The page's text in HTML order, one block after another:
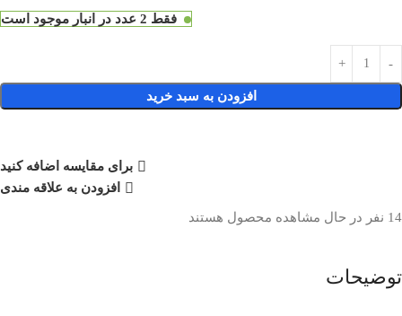
فقط 2 عدد در انبار موجود است
افزودن به سبد خرید
برای مقایسه اضافه کنید
افزودن به علاقه مندی
14 نفر در حال مشاهده محصول هستند
توضیحات